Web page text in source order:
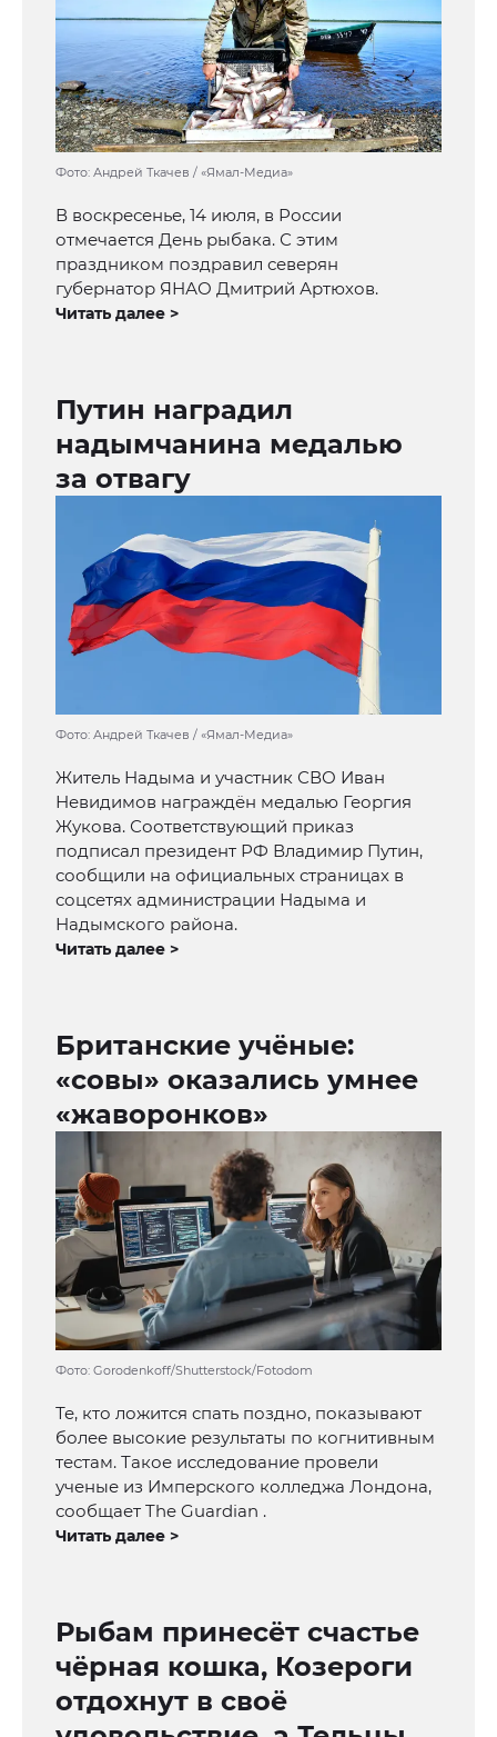
Фото: Андрей Ткачев / «Ямал-Медиа»
В воскресенье, 14 июля, в России
отмечается День рыбака. С этим
праздником поздравил северян
губернатор ЯНАО Дмитрий Артюхов.
Читать далее >
Путин наградил
надымчанина медалью
за отвагу
Фото: Андрей Ткачев / «Ямал-Медиа»
Житель Надыма и участник СВО Иван
Невидимов награждён медалью Георгия
Жукова. Соответствующий приказ
подписал президент РФ Владимир Путин,
сообщили на официальных страницах в
соцсетях администрации Надыма и
Надымского района.
Читать далее >
Британские учёные:
«совы» оказались умнее
«жаворонков»
Фото: Gorodenkoff/Shutterstock/Fotodom
Те, кто ложится спать поздно, показывают
более высокие результаты по когнитивным
тестам. Такое исследование провели
ученые из Имперского колледжа Лондона,
сообщает The Guardian .
Читать далее >
Рыбам принесёт счастье
чёрная кошка, Козероги
отдохнут в своё